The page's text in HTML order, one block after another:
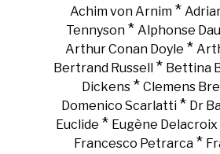
Achim von Arnim*
Tennyson * Alphonse
Arthur Conan Doyle *
Bertrand Russell * Bettina
Dickens * Clemens
Domenico Scarlatti * Dr
Euclide * Eugène Delacroix
Francesco Petrarca *